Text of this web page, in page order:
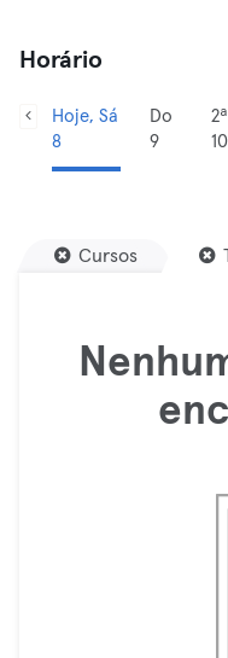
Horário
Hoje, Sá
8
Do
9
2ª
10
Cursos